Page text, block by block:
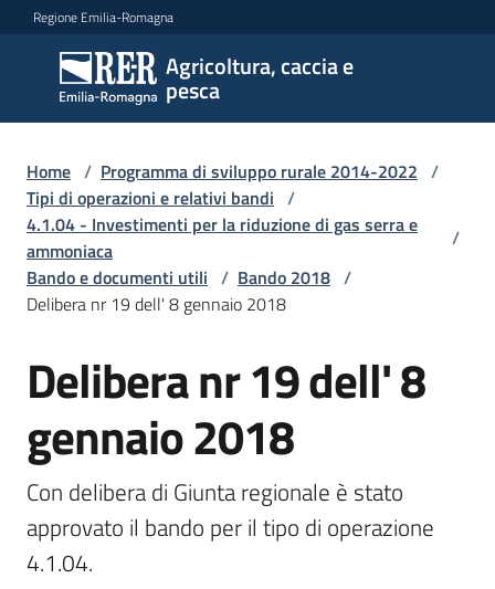
Vai al contenuto
Vai alla navigazione
Vai al footer
Regione Emilia-Romagna
Agricoltura, caccia e
pesca
Agricoltura,
caccia e
pesca
Argomenti
Novità
Servizi
Leggi
atti
Piani
Home / Programma di sviluppo rurale 2014-2022 /
Tipi di operazioni e relativi bandi /
4.1.04 - Investimenti per la riduzione di gas serra e
ammoniaca
/
Bando e documenti utili / Bando 2018 /
Delibera nr 19 dell' 8 gennaio 2018
Delibera nr 19 dell' 8
gennaio 2018
Con delibera di Giunta regionale è stato
approvato il bando per il tipo di operazione
4.1.04.